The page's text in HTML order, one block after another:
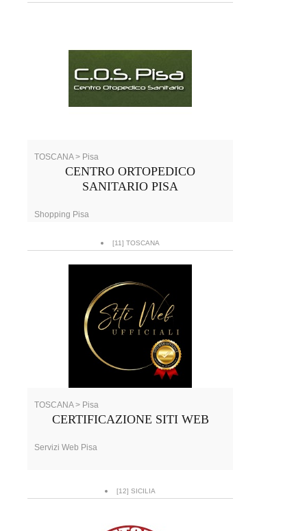
TOSCANA > Pisa
CENTRO ORTOPEDICO
SANITARIO PISA
Shopping Pisa
[11] TOSCANA
TOSCANA > Pisa
CERTIFICAZIONE SITI WEB
Servizi Web Pisa
[12] SICILIA